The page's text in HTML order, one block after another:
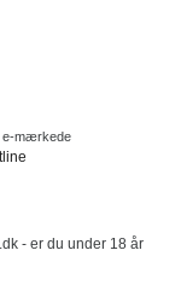
e-mærkede
- er du under 18 år